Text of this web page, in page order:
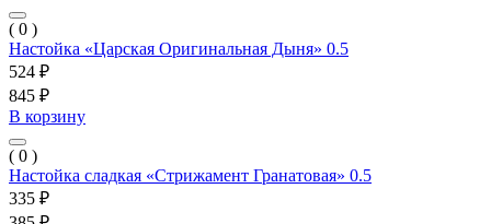
( 0 )
Настойка «Царская Оригинальная Дыня» 0.5
524 ₽
845 ₽
В корзину
( 0 )
Настойка сладкая «Стрижамент Гранатовая» 0.5
335 ₽